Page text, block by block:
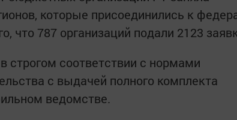
которые присоединились к
что 787 организаций подали 2123
строгом соответствии с нормами
с выдачей полного комплекта
ведомстве.